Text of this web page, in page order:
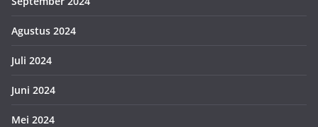
Agustus 2024
Juli 2024
Juni 2024
Mei 2024